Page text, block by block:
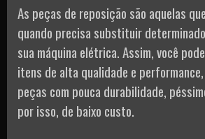
As peças de reposição são aquelas
quando precisa substituir
sua máquina elétrica. Assim, você
itens de alta qualidade e
peças com pouca durabilidade,
por isso, de baixo custo.